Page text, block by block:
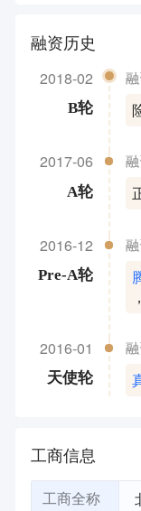
融资历史
2018-02
B轮
2017-06
A轮
2016-12
Pre-A轮
2016-01
天使轮
工商信息
工商全称